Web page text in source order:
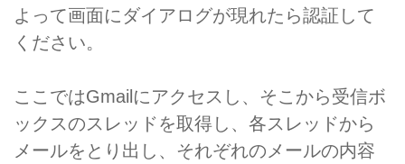
よって画面にダイアログが現れたら認証して
ください。
ここではGmailにアクセスし、そこから受信ボ
ックスのスレッドを取得し、各スレッドから
メールをとり出し、それぞれのメールの内容